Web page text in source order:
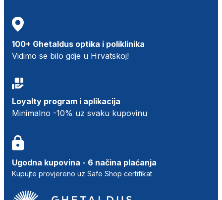
100+ Ghetaldus optika i poliklinika
Vidimo se bilo gdje u Hrvatskoj!
Loyalty program i aplikacija
Minimalno -10% uz svaku kupovinu
Ugodna kupovina - 6 načina plaćanja
Kupujte provjereno uz Safe Shop certifikat